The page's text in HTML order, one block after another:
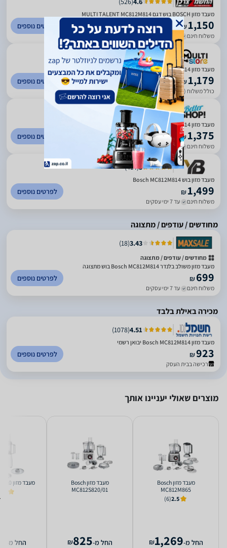
מעבד מזון BOSCH בוש דגם MULTI TALENT MC812M814
₪1,150
משלוח חינם
לפרטים נוספים
5
(
150
)
מעבד מזון Bosch MC812M814 בוש | יבואן רשמי | אספקה מהירה
₪1,179
כולל משלוח (29 ₪) עד 6 ימי עסקים
לפרטים נוספים
5
924
)
מעבד מזון BOSCH MultiTalent 8 MC812M814 בוש 1250W וואט
₪1,375
משלוח חינם עד 5 ימי עסקים
לפרטים נוספים
5
(
414
)
מעבד מזון בוש Bosch MC812M814
₪1,499
משלוח חינם עד 7 ימי עסקים
לפרטים נוספים
מחודשים / עודפים / מתצוגה
3.43
(
18
)
מחודשים / עודפים / מתצוגה
מעבד מזון משולב בלנדר Bosch MC812M814 בוש מתצוגה
₪699
משלוח חינם עד 7 ימי עסקים
לפרטים נוספים
מכירה באילת בלבד
4.51
(
1078
)
מעבד מזון Bosch MC812M814 יבואן רשמי
₪923
רכישה בבית העסק
לפרטים נוספים
מוצרים שאולי יעניינו אותך
מעבד מזון Bosch
MC812M865
2.5
(6)
החל מ-1,269
₪
מעבד מזון Bosch
MC812S820/01
החל מ-825
₪
מעבד מזון Bosch MCM3110
החל מ-